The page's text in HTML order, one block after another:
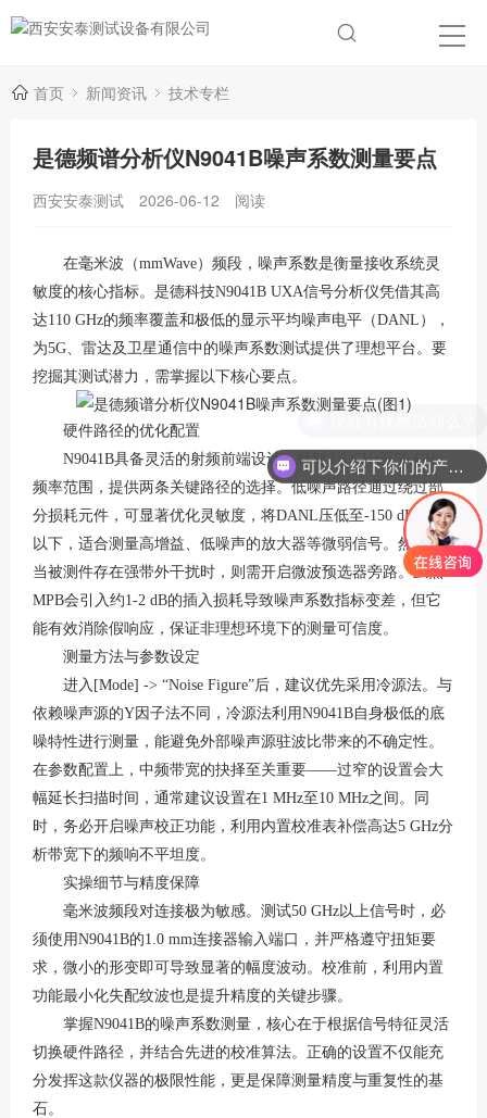
首页 新闻资讯 技术专栏
是德频谱分析仪N9041B噪声系数测量要点
西安安泰测试 2026-06-12 阅读
在毫米波（mmWave）频段，噪声系数是衡量接收系统灵
敏度的核心指标。是德科技N9041B UXA信号分析仪凭借其高
达110 GHz的频率覆盖和极低的显示平均噪声电平（DANL），
为5G、雷达及卫星通信中的噪声系数测试提供了理想平台。要
挖掘其测试潜力，需掌握以下核心要点。
硬件路径的优化配置
N9041B具备灵活的射频前端设计，针对3.6 GHz至50 GHz
频率范围，提供两条关键路径的选择。低噪声路径通过绕过部
分损耗元件，可显著优化灵敏度，将DANL压低至-150 dBm/Hz
以下，适合测量高增益、低噪声的放大器等微弱信号。然而，
当被测件存在强带外干扰时，则需开启微波预选器旁路。虽然
MPB会引入约1-2 dB的插入损耗导致噪声系数指标变差，但它
能有效消除假响应，保证非理想环境下的测量可信度。
测量方法与参数设定
进入 [Mode] -> “Noise Figure”后，建议优先采用冷源法。与
依赖噪声源的Y因子法不同，冷源法利用N9041B自身极低的底
噪特性进行测量，能避免外部噪声源驻波比带来的不确定性。
在参数配置上，中频带宽的抉择至关重要——过窄的设置会大
幅延长扫描时间，通常建议设置在1 MHz至10 MHz之间。同
时，务必开启噪声校正功能，利用内置校准表补偿高达5 GHz分
析带宽下的频响不平坦度。
实操细节与精度保障
毫米波频段对连接极为敏感。测试50 GHz以上信号时，必
须使用N9041B的1.0 mm连接器输入端口，并严格遵守扭矩要
求，微小的形变即可导致显著的幅度波动。校准前，利用内置
功能最小化失配纹波也是提升精度的关键步骤。
掌握N9041B的噪声系数测量，核心在于根据信号特征灵活
切换硬件路径，并结合先进的校准算法。正确的设置不仅能充
分发挥这款仪器的极限性能，更是保障测量精度与重复性的基
石。
可以介绍下你们的产品么？
现在有优惠活动么？